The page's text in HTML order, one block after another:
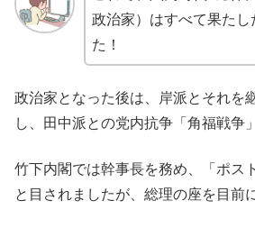
政治家）はすべて果たし
た！
政治家となった後は、岸派とそれを
し、田中派との党内抗争「角福戦争
竹下内閣では幹事長を務め、「ポス
と目されましたが、総理の座を目前